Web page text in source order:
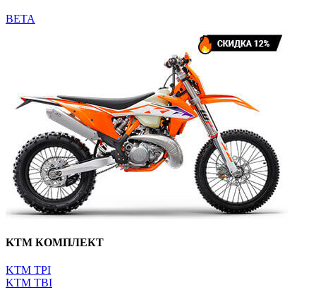
BETA
KTM КОМПЛЕКТ
KTM TPI
KTM TBI